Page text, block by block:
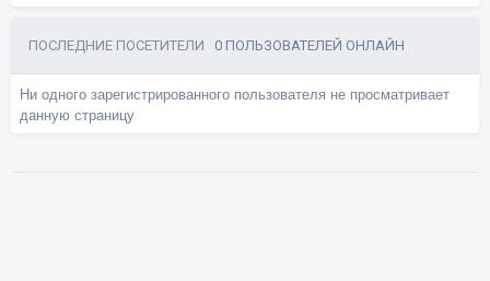
ПОСЛЕДНИЕ ПОСЕТИТЕЛИ 0 ПОЛЬЗОВАТЕЛЕЙ ОНЛАЙН
Ни одного зарегистрированного пользователя не просматривает
данную страницу